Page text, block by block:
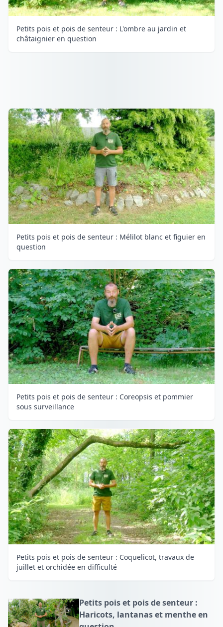
Petits pois et pois de senteur : L'ombre au jardin et
châtaignier en question
Petits pois et pois de senteur : Mélilot blanc et figuier en
question
Petits pois et pois de senteur : Coreopsis et pommier
sous surveillance
Petits pois et pois de senteur : Coquelicot, travaux de
juillet et orchidée en difficulté
Petits pois et pois de senteur :
Haricots, lantanas et menthe en